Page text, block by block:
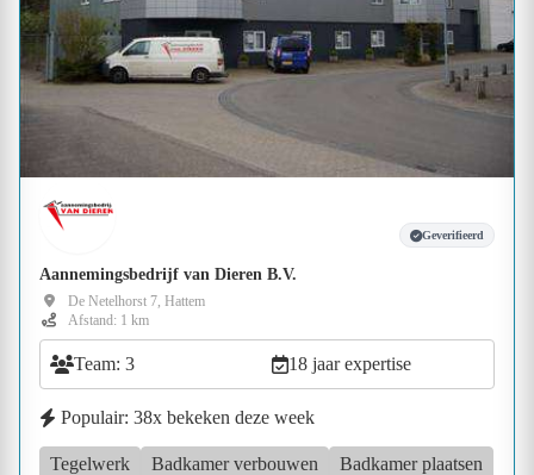
Geverifieerd
Aannemingsbedrijf van Dieren B.V.
De Netelhorst 7, Hattem
Afstand: 1 km
Team: 3 18 jaar expertise
Populair: 38x bekeken deze week
Tegelwerk Badkamer verbouwen Badkamer plaatsen